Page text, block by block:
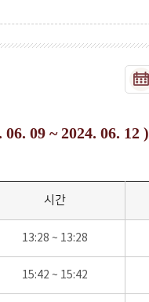
09 ~ 2024. 06. 12 )
시간
13:28 ~ 13:28
15:42 ~ 15:42